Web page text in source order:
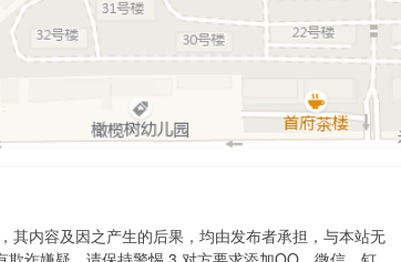
其内容及因之产生的后果，均由发布者承担，与本站无